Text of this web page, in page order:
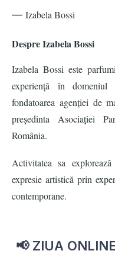
— Izabela Bossi
Despre Izabela Bossi
Izabela Bossi este
experiență în
fondatoarea agenției de
președinta Asociației
România.
Activitatea sa
expresie artistică prin
contemporane.
📢 ZIUA